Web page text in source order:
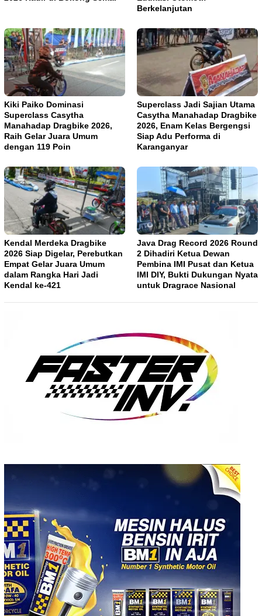
Berkelanjutan
Kiki Paiko Dominasi
Superclass Casytha
Manahadap Dragbike 2026,
Raih Gelar Juara Umum
dengan 119 Poin
Superclass Jadi Sajian Utama
Casytha Manahadap Dragbike
2026, Enam Kelas Bergengsi
Siap Adu Performa di
Karanganyar
Kendal Merdeka Dragbike
2026 Siap Digelar, Perebutkan
Empat Gelar Juara Umum
dalam Rangka Hari Jadi
Kendal ke-421
Java Drag Record 2026 Round
2 Dihadiri Ketua Dewan
Pembina IMI Pusat dan Ketua
IMI DIY, Bukti Dukungan Nyata
untuk Dragrace Nasional